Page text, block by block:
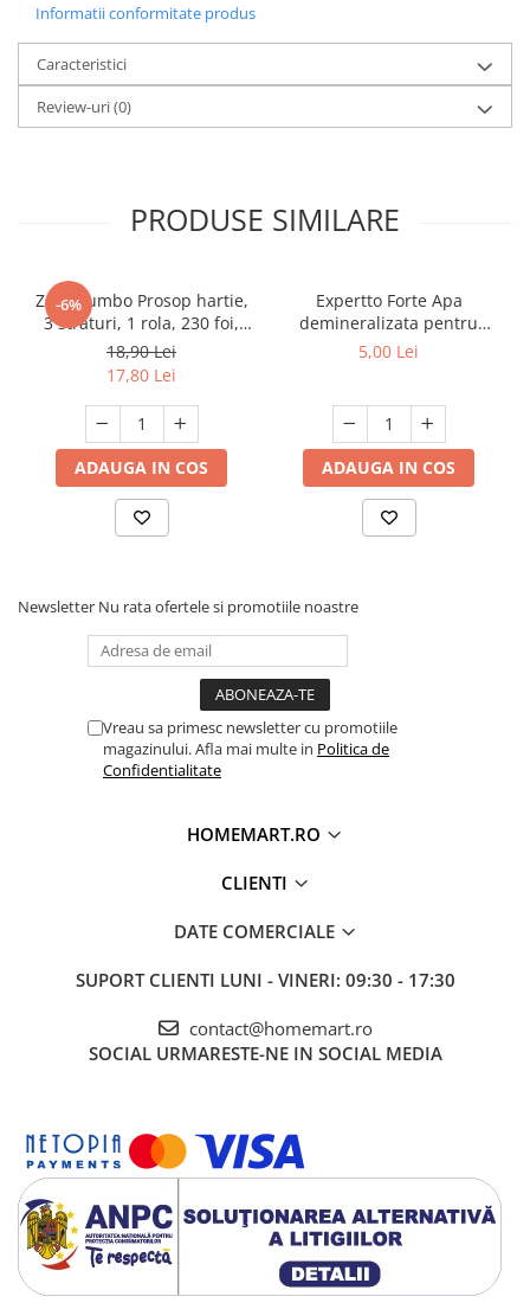
Informatii conformitate produs
Caracteristici
Review-uri(0)
PRODUSE SIMILARE
-6%
Zewa Jumbo Prosop hartie,
3 straturi, 1 rola, 230 foi,
Premium Expert
18,90 Lei
17,80 Lei
ADAUGA IN COS
Expertto Forte Apa
demineralizata pentru
fierul de calcat, 1 L, Floral
5,00 Lei
ADAUGA IN COS
Newsletter Nu rata ofertele si promotiile noastre
Vreau sa primesc newsletter cu promotiile
magazinului. Afla mai multe in Politica de
Confidentialitate
HOMEMART.RO
CLIENTI
DATE COMERCIALE
SUPORT CLIENTI LUNI - VINERI: 09:30 - 17:30
contact@homemart.ro
SOCIAL URMARESTE-NE IN SOCIAL MEDIA